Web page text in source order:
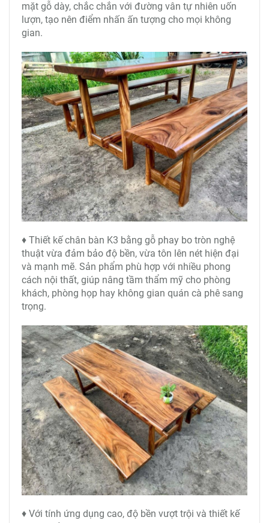
mặt gỗ dày, chắc chắn với đường vân tự nhiên uốn
lượn, tạo nên điểm nhấn ấn tượng cho mọi không
gian.
♦ Thiết kế chân bàn K3 bằng gỗ phay bo tròn nghệ
thuật vừa đảm bảo độ bền, vừa tôn lên nét hiện đại
và mạnh mẽ. Sản phẩm phù hợp với nhiều phong
cách nội thất, giúp nâng tầm thẩm mỹ cho phòng
khách, phòng họp hay không gian quán cà phê sang
trọng.
♦ Với tính ứng dụng cao, độ bền vượt trội và thiết kế